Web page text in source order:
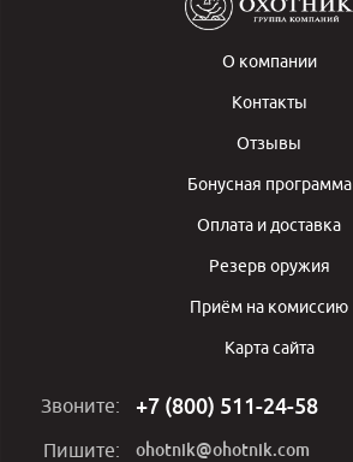
О компании
Контакты
Отзывы
Бонусная программа
Оплата и доставка
Резерв оружия
Приём на комиссию
Карта сайта
Звоните: +7 (800) 511-24-58
Пишите: ohotnik@ohotnik.com